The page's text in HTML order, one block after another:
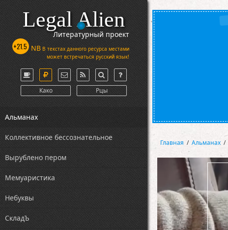
Legal Alien
Литературный проект
+21.5 NB В текстах данного ресурса местами
может встречаться русский язык!
Како Рцы
Альманах
Коллективное бессознательное
Вырублено пером
Мемуаристика
Небуквы
СкладЪ
Главная / Альманах /